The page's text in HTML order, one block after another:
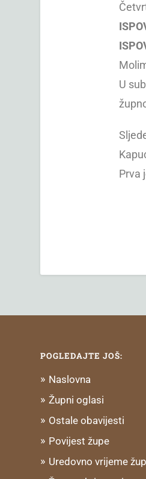
U
Prva
POGLEDAJTE JOŠ:
Naslovna
Župni oglasi
Ostale obavijesti
Povijest župe
Uredovno vrijeme